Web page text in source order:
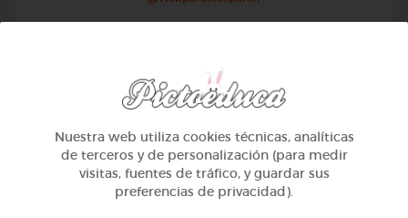
Nuestra web utiliza cookies técnicas, analíticas
de terceros y de personalización (para medir
visitas, fuentes de tráfico, y guardar sus
preferencias de privacidad).